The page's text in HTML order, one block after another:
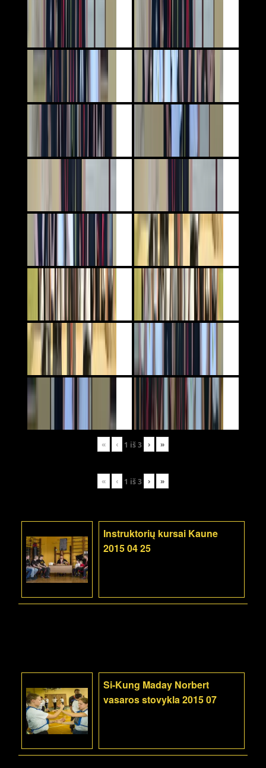
« ‹ 1 iš3 › »
« ‹ 1 iš3 › »
Instruktorių kursai Kaune
2015 04 25
Si-Kung Maday Norbert
vasaros stovykla 2015 07